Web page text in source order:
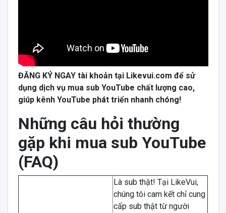
ĐĂNG KÝ NGAY tài khoản tại Likevui.com để sử
dụng dịch vụ mua sub YouTube chất lượng cao,
giúp kênh YouTube phát triển nhanh chóng!
Những câu hỏi thường
gặp khi mua sub YouTube
(FAQ)
Là sub thật! Tại LikeVui,
chúng tôi cam kết chỉ cung
cấp sub thật từ người